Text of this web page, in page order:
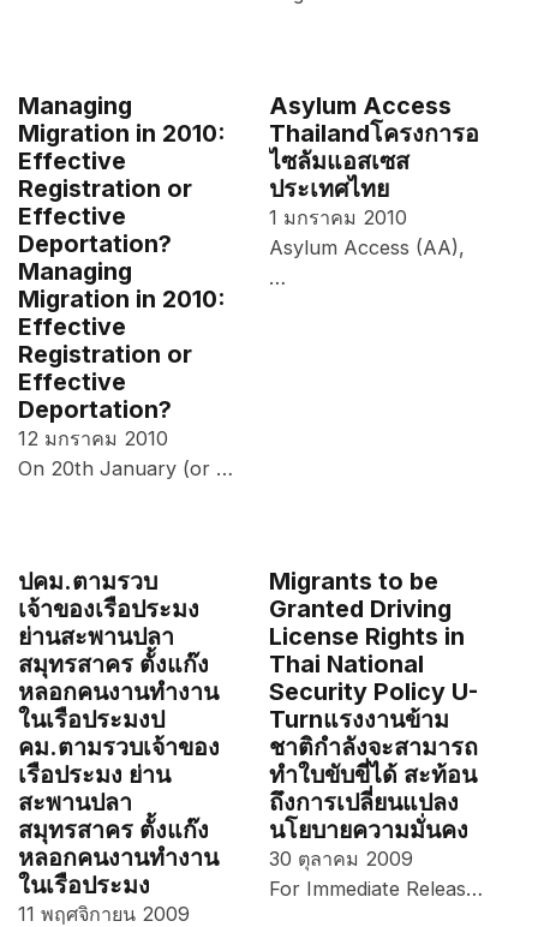
Managing
Migration in 2010:
Effective
Registration or
Effective
Deportation?
Managing
Migration in 2010:
Effective
Registration or
Effective
Deportation?
12 มกราคม 2010
On 20th January (or …
Asylum Access
Thailandโครงการอ
ไซลัมแอสเซส
ประเทศไทย
1 มกราคม 2010
Asylum Access (AA),
…
ปคม.ตามรวบ
เจ้าของเรือประมง
ย่านสะพานปลา
สมุทรสาคร ตั้งแก๊ง
หลอกคนงานทำงาน
ในเรือประมงป
คม.ตามรวบเจ้าของ
เรือประมง ย่าน
สะพานปลา
สมุทรสาคร ตั้งแก๊ง
หลอกคนงานทำงาน
ในเรือประมง
11 พฤศจิกายน 2009
Migrants to be
Granted Driving
License Rights in
Thai National
Security Policy U-
Turnแรงงานข้าม
ชาติกำลังจะสามารถ
ทำใบขับขี่ได้ สะท้อน
ถึงการเปลี่ยนแปลง
นโยบายความมั่นคง
30 ตุลาคม 2009
For Immediate Releas…